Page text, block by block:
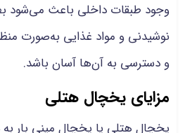
وجود طبقات داخلی باعث می‌شود
نوشیدنی و مواد غذایی به‌صورت
و دسترسی به آن‌ها آسان باشد.
مزایای یخچال هتلی
یخچال هتلی یا یخچال مینی بار به